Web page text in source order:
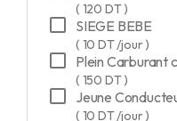
( 120 DT )
SIEGE BEBE
( 10 DT /jour )
Plein Carburant
( 150 DT )
Jeune
( 10 DT /jour )